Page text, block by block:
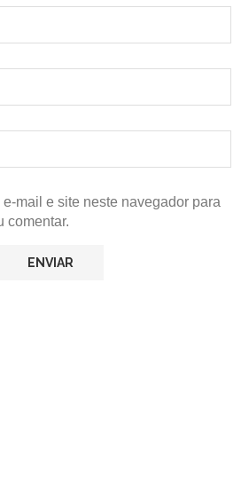
mail e site neste navegador para
comentar.